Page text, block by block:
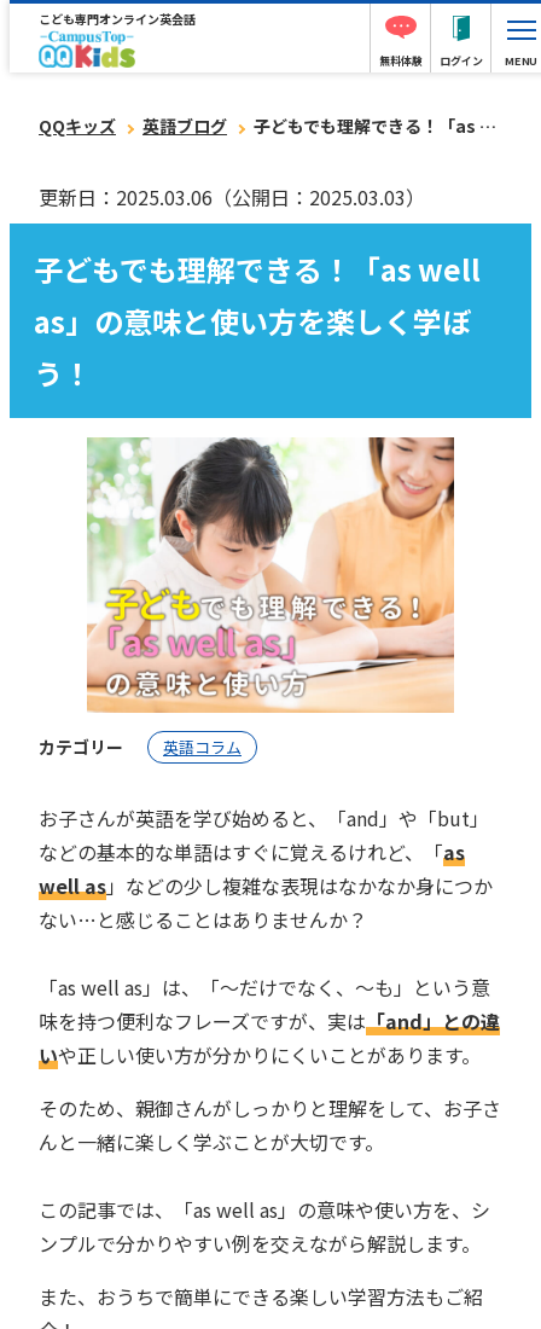
こども専門オンライン英会話
無料体験 ログイン MENU
QQキッズ 英語ブログ 子どもでも理解できる！「as well as」の意味と使い方を楽しく学ぼう！
更新日：2025.03.06 （公開日：2025.03.03）
子どもでも理解できる！「as well
as」の意味と使い方を楽しく学ぼ
う！
カテゴリー 英語コラム
お子さんが英語を学び始めると、「and」や「but」
などの基本的な単語はすぐに覚えるけれど、「as
well as」などの少し複雑な表現はなかなか身につか
ない…と感じることはありませんか？
「as well as」は、「〜だけでなく、〜も」という意
味を持つ便利なフレーズですが、実は「and」との違
いや正しい使い方が分かりにくいことがあります。
そのため、親御さんがしっかりと理解をして、お子さ
んと一緒に楽しく学ぶことが大切です。
この記事では、「as well as」の意味や使い方を、シ
ンプルで分かりやすい例を交えながら解説します。
また、おうちで簡単にできる楽しい学習方法もご紹